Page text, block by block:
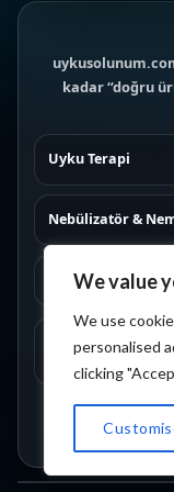
We value
We use
personalised
clicking
kadar “doğru
Uyku Terapi
Nebülizatör &
Maskeler
Sağlıkla